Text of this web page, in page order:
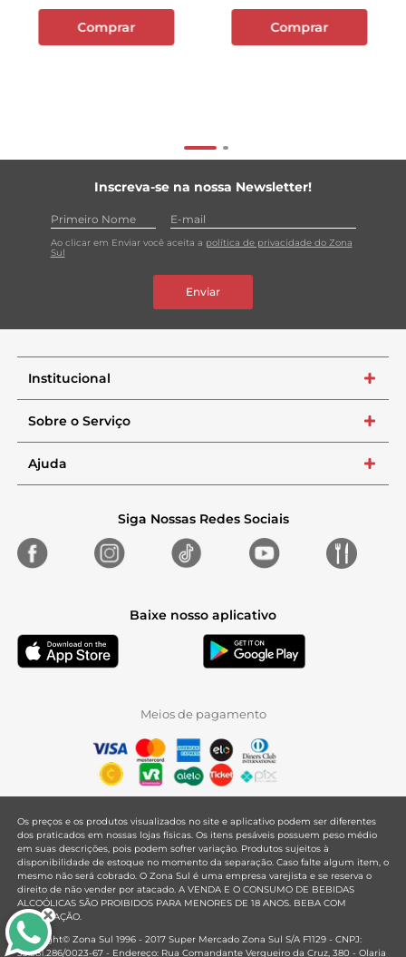
Comprar Comprar
Inscreva-se na nossa Newsletter!
Ao clicar em Enviar você aceita a política de privacidade do Zona
Sul
Enviar
Institucional +
Sobre o Serviço +
Ajuda +
Siga Nossas Redes Sociais
Baixe nosso aplicativo
Meios de pagamento
Os preços e os produtos visualizados no site e aplicativo podem ser diferentes
dos praticados em nossas lojas físicas. Os itens pesáveis possuem peso médio
em suas descrições, pois podem sofrer variação. Produtos sujeitos à
disponibilidade de estoque no momento da separação. Caso falte algum item, o
mesmo não será cobrado. O Zona Sul é uma empresa varejista e se reserva o
direito de não vender por atacado. A VENDA E O CONSUMO DE BEBIDAS
ALCOÓLICAS SÃO PROIBIDOS PARA MENORES DE 18 ANOS. BEBA COM
MODERAÇÃO.
Copyright© Zona Sul 1996 - 2017 Super Mercado Zona Sul S/A F1129 - CNPJ:
33.381.286/0023-67 - Endereço: Rua Comandante Vergueiro da Cruz, 380 - Olaria